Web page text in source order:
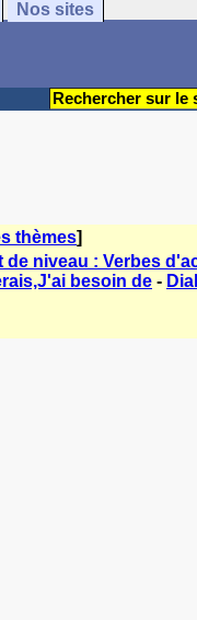
Nos sites
thèmes]
de niveau : Verbes
besoin de -